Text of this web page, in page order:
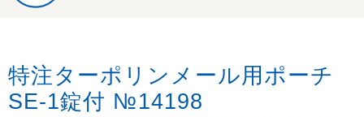
特注ターポリンメール用ポーチ
SE-1錠付 №14198